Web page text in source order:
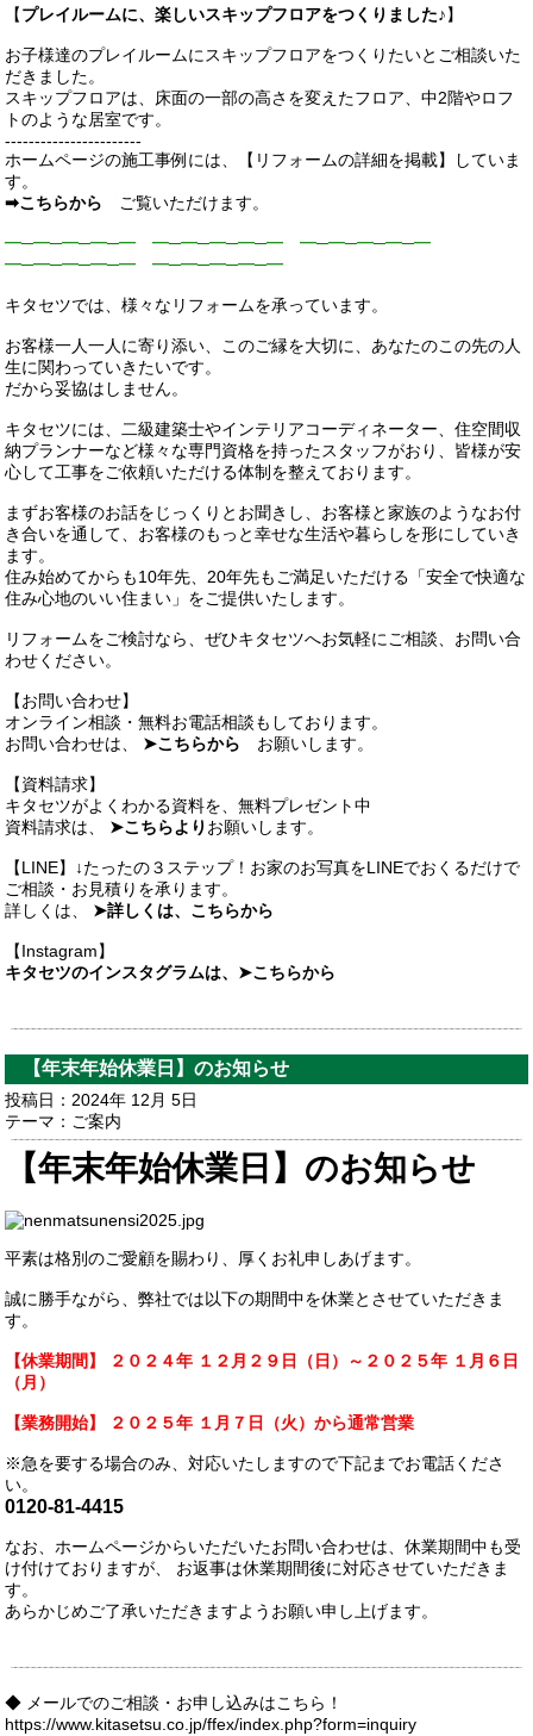
【プレイルームに、楽しいスキップフロアをつくりました♪】
お子様達のプレイルームにスキップフロアをつくりたいとご相談いた
だきました。
スキップフロアは、床面の一部の高さを変えたフロア、中2階やロフ
トのような居室です。
-----------------------
ホームページの施工事例には、【リフォームの詳細を掲載】していま
す。
➡こちらから ご覧いただけます。
━─━─━─━─━ ━─━─━─━─━ ━─━─━─━─━
━─━─━─━─━ ━─━─━─━─━
キタセツでは、様々なリフォームを承っています。
お客様一人一人に寄り添い、このご縁を大切に、あなたのこの先の人
生に関わっていきたいです。
だから妥協はしません。
キタセツには、二級建築士やインテリアコーディネーター、住空間収
納プランナーなど様々な専門資格を持ったスタッフがおり、皆様が安
心して工事をご依頼いただける体制を整えております。
まずお客様のお話をじっくりとお聞きし、お客様と家族のようなお付
き合いを通して、お客様のもっと幸せな生活や暮らしを形にしていき
ます。
住み始めてからも10年先、20年先もご満足いただける「安全で快適な
住み心地のいい住まい」をご提供いたします。
リフォームをご検討なら、ぜひキタセツへお気軽にご相談、お問い合
わせください。
【お問い合わせ】
オンライン相談・無料お電話相談もしております。
お問い合わせは、
➤こちらから お願いします。
【資料請求】
キタセツがよくわかる資料を、無料プレゼント中
資料請求は、
➤こちらより お願いします。
【LINE】↓たったの３ステップ！お家のお写真をLINEでおくるだけで
ご相談・お見積りを承ります。
詳しくは、
➤詳しくは、こちらから
【Instagram】
キタセツのインスタグラムは、➤こちらから
【年末年始休業日】のお知らせ
投稿日：2024年 12月 5日
テーマ： ご案内
【年末年始休業日】のお知らせ
平素は格別のご愛顧を賜わり、厚くお礼申しあげます。
誠に勝手ながら、弊社では以下の期間中を休業とさせていただきま
す。
【休業期間】 ２０２４年 １２月２９日（日）～２０２５年 １月６日
（月）
【業務開始】 ２０２５年 １月７日（火）から通常営業
※急を要する場合のみ、対応いたしますので下記までお電話くださ
い。
0120-81-4415
なお、ホームページからいただいたお問い合わせは、休業期間中も受
け付けておりますが、 お返事は休業期間後に対応させていただきま
す。
あらかじめご了承いただきますようお願い申し上げます。
◆ メールでのご相談・お申し込みはこちら！
https://www.kitasetsu.co.jp/ffex/index.php?form=inquiry